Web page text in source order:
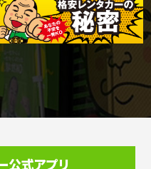
公式アプリ